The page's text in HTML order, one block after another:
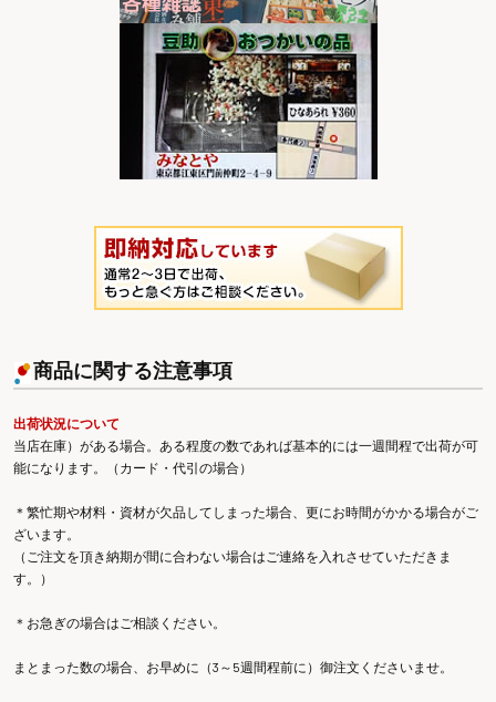
商品に関する注意事項
出荷状況について
当店在庫）がある場合。ある程度の数であれば基本的には一週間程で出荷が可
能になります。（カード・代引の場合）
＊繁忙期や材料・資材が欠品してしまった場合、更にお時間がかかる場合がご
ざいます。
（ご注文を頂き納期が間に合わない場合はご連絡を入れさせていただきま
す。）
＊お急ぎの場合はご相談ください。
まとまった数の場合、お早めに（3～5週間程前に）御注文くださいませ。